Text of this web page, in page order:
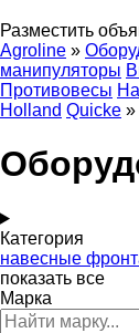
Разместить
Agroline »
манипуляторы
Противовесы
Holland Quicke »
Категория
навесные
показать все
Марка